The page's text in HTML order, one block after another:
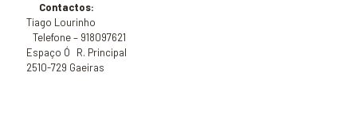
Contactos:
Tiago Lourinho
Telefone – 918097621
Espaço Ó R. Principal
2510-729 Gaeiras